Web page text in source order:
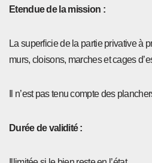
Etendue de la mission :
La superficie de la partie privative à
murs, cloisons, marches et cages
Il n’est pas tenu compte des
Durée de validité :